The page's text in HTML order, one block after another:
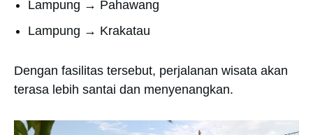
Lampung → Pahawang
Lampung → Krakatau
Dengan fasilitas tersebut, perjalanan wisata akan
terasa lebih santai dan menyenangkan.